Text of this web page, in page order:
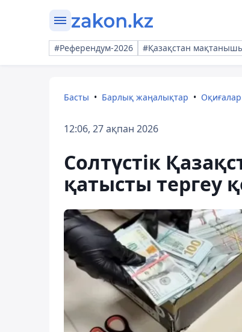
#Референдум-2026 #Қазақстан
Басты Барлық жаңалықтар
12:06, 27 ақпан 2026
Солтүстік
қатысты